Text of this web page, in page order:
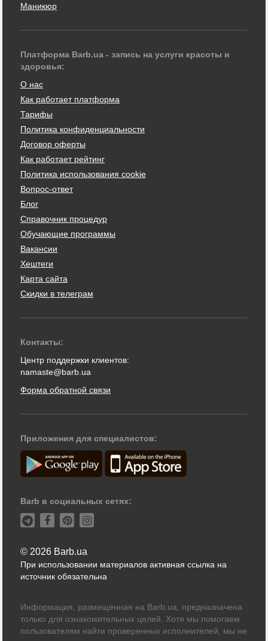
Маникюр
Платформа Barb.ua - запись на услуги красоты и
здоровья:
О нас
Как работает платформа
Тарифы
Политика конфиденциальности
Договор оферты
Как работает рейтинг
Политика использования cookie
Вопрос-ответ
Блог
Справочник процедур
Обучающие программы
Вакансии
Хештеги
Карта сайта
Скидки в телеграм
Контакты:
Центр поддержки клиентов:
namaste@barb.ua
Форма обратной связи
Приложения для специалистов:
Barb в социальных сетях:
© 2026 Barb.ua
При использовании материалов активная ссылка на
источник обязательна
Информация, размещенная на Barb.ua, предназначена
только для ознакомительных целей. Хотя мы помогаем
пользователям найти проверенных исполнителей, мы не